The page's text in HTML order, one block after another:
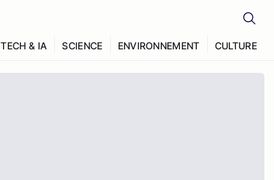
TECH & IA SCIENCE ENVIRONNEMENT CULTURE